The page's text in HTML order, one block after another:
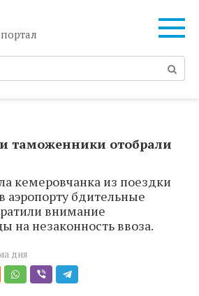
таможенники отобрали
кемеровчанка из поездки
аэропорту бдительные
внимание
на незаконность ввоза.
дня